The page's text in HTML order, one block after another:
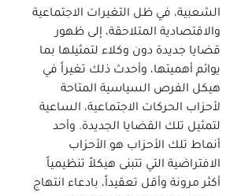
الشعبية، في ظل التغيرات الاجتماعية
والاقتصادية المتلاحقة، إلى ظهور
قضايا جديدة دون وكلاء لتمثيلها بما
يوائم أهميتها، وأحدث ذلك تغيراً في
هيكل الفرص السياسية المتاحة
لأحزاب الحركات الاجتماعية، الساعية
لتمثيل تلك القضايا الجديدة. وأحد
أنماط تلك الأحزاب هو الأحزاب
الافتراضية التي تتبنى هيكلاً تنظيمياً
أكثر مرونة وأقل تعقيداً، بادعاء انتهاج